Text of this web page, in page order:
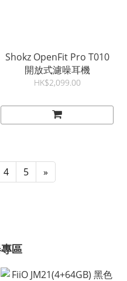
Shokz OpenFit Pro T010
開放式濾噪耳機
HK$2,099.00
4 5 »
區